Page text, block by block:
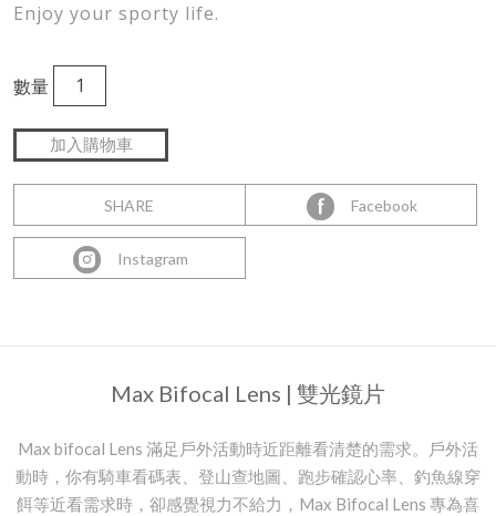
Enjoy your sporty life.
數量
SHARE Facebook
Instagram
Max Bifocal Lens | 雙光鏡片
Max bifocal Lens 滿足戶外活動時近距離看清楚的需求。戶外活
動時，你有騎車看碼表、登山查地圖、跑步確認心率、釣魚線穿
餌等近看需求時，卻感覺視力不給力，Max Bifocal Lens 專為喜